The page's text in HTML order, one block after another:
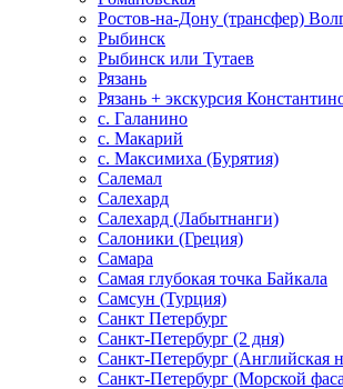
Ростов-на-Дону (трансфер)
Рыбинск
Рыбинск или Тутаев
Рязань
Рязань + экскурсия
с. Галанино
с. Макарий
с. Максимиха (Бурятия)
Салемал
Салехард
Салехард (Лабытнанги)
Салоники (Греция)
Самара
Самая глубокая точка Байкала
Самсун (Турция)
Санкт Петербург
Санкт-Петербург (2 дня)
Санкт-Петербург (Английская
Санкт-Петербург (Морской